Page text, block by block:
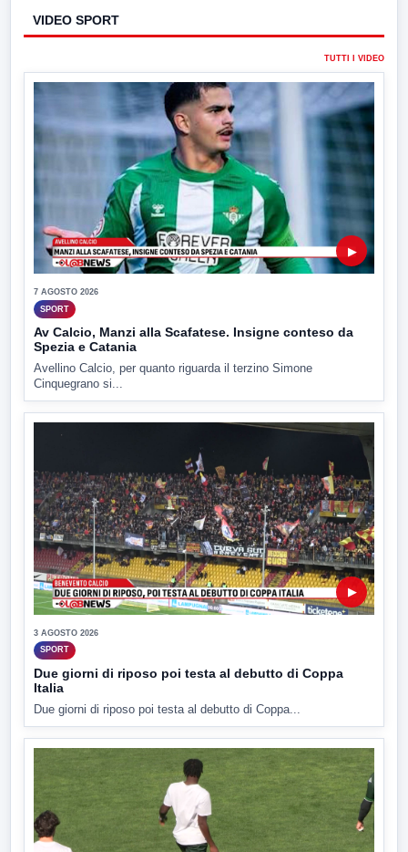
VIDEO SPORT
TUTTI I VIDEO
▶
7 AGOSTO 2026
SPORT
Av Calcio, Manzi alla Scafatese. Insigne conteso da
Spezia e Catania
Avellino Calcio, per quanto riguarda il terzino Simone
Cinquegrano si...
▶
3 AGOSTO 2026
SPORT
Due giorni di riposo poi testa al debutto di Coppa
Italia
Due giorni di riposo poi testa al debutto di Coppa...